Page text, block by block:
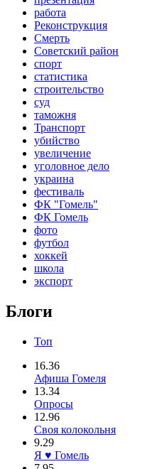
работа
Реконструкция
Смерть
Советский район
спорт
статистика
строительство
суд
таможня
Транспорт
убийство
увеличение
уголовное дело
украина
фестиваль
ФК "Гомель"
ФК Гомель
фото
футбол
хоккей
школа
экспорт
Блоги
Топ
16.36
Афиша Гомеля
13.34
Опросы
12.96
Своя колокольня
9.29
Я ♥ Гомель